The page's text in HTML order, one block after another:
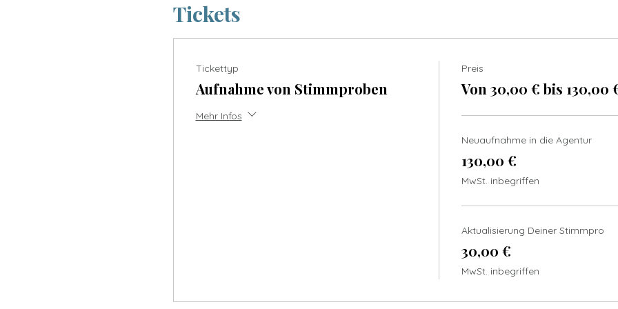
Tickets
Tickettyp
Aufnahme von Stimmproben
Mehr Infos
Preis
Von 30,00 € bis 130,00
Neuaufnahme in die Agentur
130,00 €
MwSt. inbegriffen
Aktualisierung Deiner Stimmpro
30,00 €
MwSt. inbegriffen